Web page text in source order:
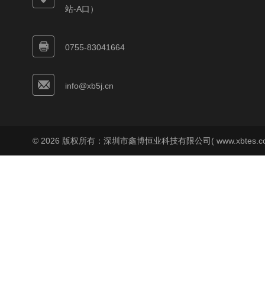
站-A口）
0755-83041664
info@xb5j.cn
© 2026 版权所有：深圳市鑫博恒业科技有限公司(